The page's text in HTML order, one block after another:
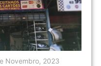
Novembro, 2023